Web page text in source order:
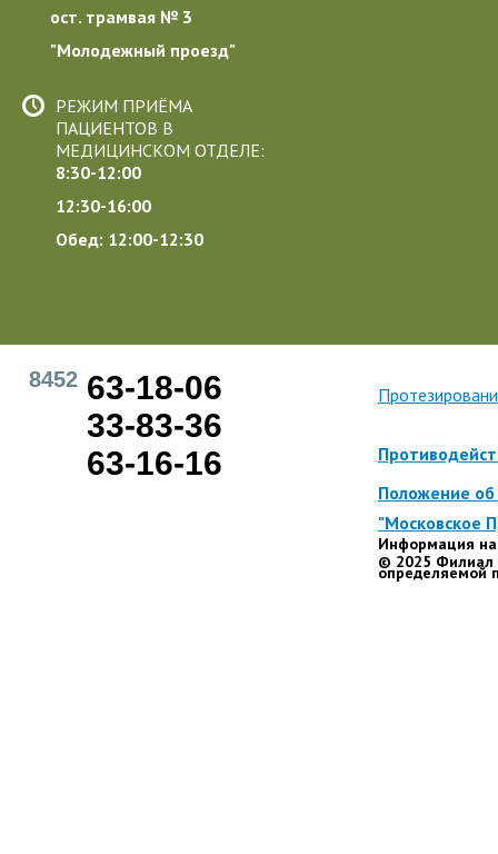
ост. трамвая № 3
"Молодежный проезд"
РЕЖИМ ПРИЁМА
ПАЦИЕНТОВ В
МЕДИЦИНСКОМ ОТДЕЛЕ:
8:30-12:00
12:30-16:00
Обед: 12:00-12:30
8452 63-18-06
33-83-36
63-16-16
Положение
"Московское
© 2025 Филиал
Информация на
определяемой